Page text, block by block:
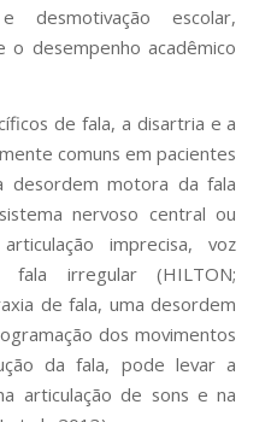
desmotivação escolar,
o desempenho acadêmico
de fala, a disartria e a
comuns em pacientes
desordem motora da fala
nervoso central ou
imprecisa, voz
irregular (HILTON;
de fala, uma desordem
dos movimentos
da fala, pode levar a
articulação de sons e na